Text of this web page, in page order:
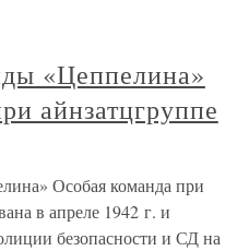
«Цеппелина»
айнзатцгруппе
Особая команда при
в апреле 1942 г. и
безопасности и СД на